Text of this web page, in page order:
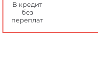
В кредит
без
переплат